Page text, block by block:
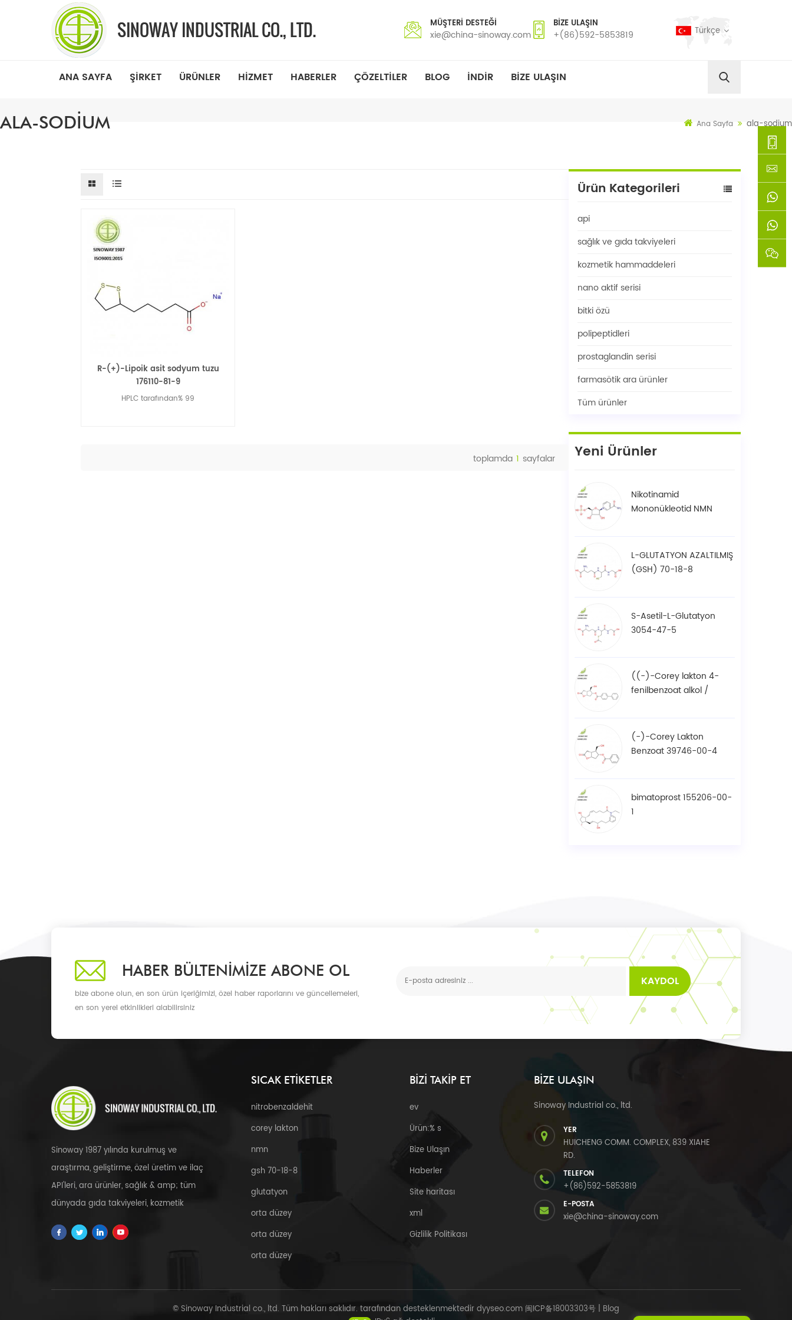
MÜŞTERI DESTEĞI
xie@china-sinoway.com
BIZE ULAŞIN
+(86)592-5853819 Türkçe
ANA SAYFA ŞIRKET ÜRÜNLER HIZMET HABERLER ÇÖZELTILER BLOG INDIR BIZE ULAŞIN
ALA-SODIUM Ana Sayfa ala-sodium
Ürün Kategorileri
api
sağlık ve gıda takviyeleri
kozmetik hammaddeleri
nano aktif serisi
bitki özü
polipeptidleri
prostaglandin serisi
farmasötik ara ürünler
Tüm ürünler
Yeni Ürünler
Nikotinamid
Mononükleotid NMN
L-GLUTATYON AZALTILMIŞ
(GSH) 70-18-8
S-Asetil-L-Glutatyon
3054-47-5
((-)-Corey lakton 4-
fenilbenzoat alkol /
(-)-Corey Lakton
Benzoat 39746-00-4
bimatoprost 155206-00-
1
R-(+)-Lipoik asit sodyum tuzu
176110-81-9
HPLC tarafından% 99
toplamda 1 sayfalar
HABER BÜLTENIMIZE ABONE OL
bize abone olun, en son ürün içeriğimizi, özel haber raporlarını ve güncellemeleri,
en son yerel etkinlikleri alabilirsiniz
KAYDOL
Sinoway 1987 yılında kurulmuş ve
araştırma, geliştirme, özel üretim ve ilaç
API'leri, ara ürünler, sağlık & amp; tüm
dünyada gıda takviyeleri, kozmetik
servis.
SICAK ETIKETLER
nitrobenzaldehit
corey lakton
nmn
gsh 70-18-8
glutatyon
orta düzey
orta düzey
orta düzey
BIZI TAKIP ET
ev
Ürün:% s
Bize Ulaşın
Haberler
Site haritası
xml
Gizlilik Politikası
BIZE ULAŞIN
Sinoway Industrial co., ltd.
YER
HUICHENG COMM. COMPLEX, 839 XIAHE
RD.
TELEFON
+(86)592-5853819
E-POSTA
xie@china-sinoway.com
© Sinoway Industrial co., ltd. Tüm hakları saklıdır. tarafından desteklenmektedirdyyseo.com 闽ICP备18003303号 | Blog
5853819